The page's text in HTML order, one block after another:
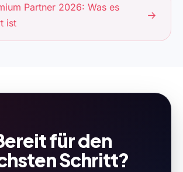
Partner 2026: Was es
ist
→
für den
Schritt?